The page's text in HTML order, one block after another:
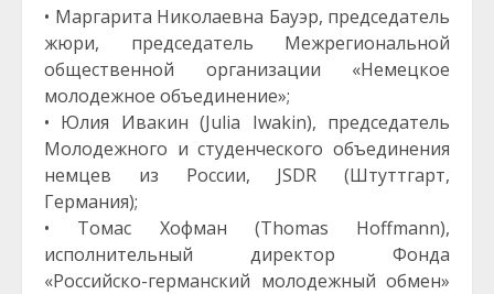
• Маргарита Николаевна Бауэр, председатель
жюри, председатель Межрегиональной
общественной организации «Немецкое
молодежное объединение»;
• Юлия Ивакин (Julia Iwakin), председатель
Молодежного и студенческого объединения
немцев из России, JSDR (Штуттгарт,
Германия);
• Томас Хофман (Thomas Hoffmann),
исполнительный директор Фонда
«Российско-германский молодежный обмен»